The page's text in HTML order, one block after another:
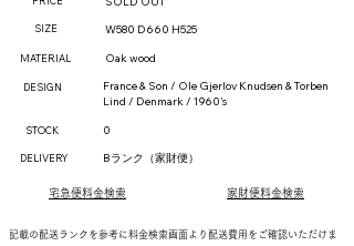
SIZE W580 D660 H525
MATERIAL Oak wood
DESIGN
France & Son / Ole Gjerlov Knudsen & Torben
Lind / Denmark / 1960's
STOCK 0
DELIVERY Bランク（家財便）
宅急便料金検索 家財便料金検索
記載の配送ランクを参考に料金検索画面より配送費用をご確認いただけま